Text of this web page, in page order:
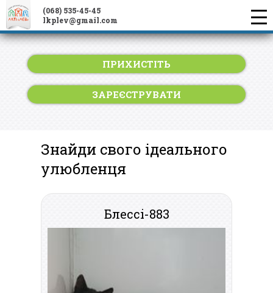
(068) 535-45-45
lkplev@gmail.com
ПРИХИСТІТЬ
ЗАРЕЄСТРУВАТИ
Знайди свого ідеального
улюбленця
Блессі-883